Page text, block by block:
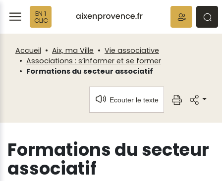
EN 1
CLIC
Accueil Aix, ma Ville
Vie associative
Associations : s’informer et se former
Formations du secteur associatif
Ecouter le texte
Formations du secteur
associatif
Fenêtre
de
chat
Panneau de gestion des cookies